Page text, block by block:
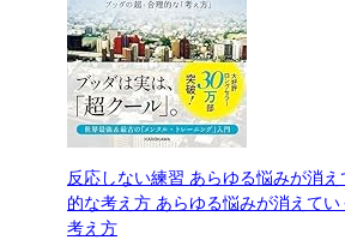
反応しない練習 あらゆる悩みが消
的な考え方 あらゆる悩みが消えて
考え方